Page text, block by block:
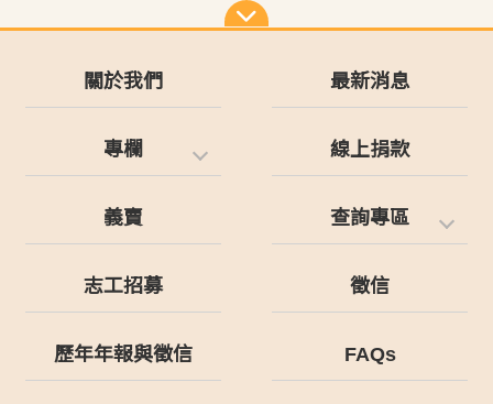
關於我們 最新消息
專欄 線上捐款
義賣 查詢專區
志工招募 徵信
歷年年報與徵信 FAQs